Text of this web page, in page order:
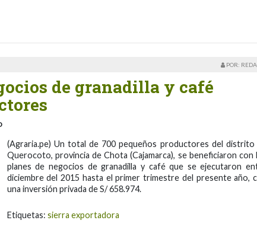
POR:
de granadilla y café
(Agraria.pe) Un total de 700 pequeños productores del distrito
Querocoto, provincia de Chota (Cajamarca), se beneficiaron con
planes de negocios de granadilla y café que se ejecutaron
diciembre del 2015 hasta el primer trimestre del presente año,
una inversión privada de S/ 658.974.
Etiquetas: sierra exportadora